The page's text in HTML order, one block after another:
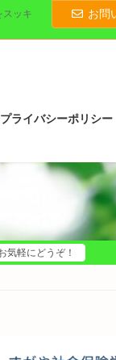
スッキ
お問
プライバシーポリシー
気軽にどうぞ！